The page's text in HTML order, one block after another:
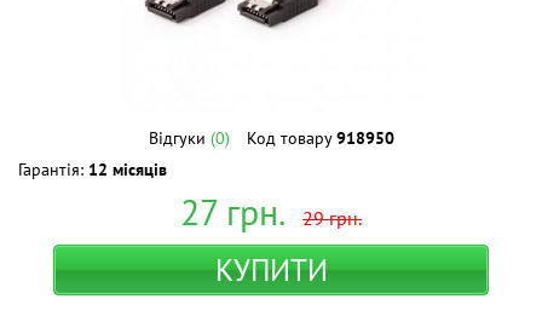
Відгуки (0) Код товару918950
Гарантія: 12 місяців
27грн. 29грн.
КУПИТИ